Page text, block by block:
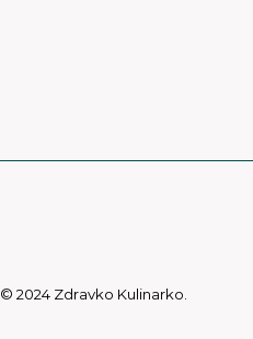
© 2024 Zdravko Kulinarko.